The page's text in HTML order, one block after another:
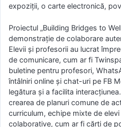
expoziții, o carte electronică,
Proiectul „Building Bridges to
demonstrație de colaborare
Elevii și profesorii au lucrat
de comunicare, cum ar fi
buletine pentru profesori,
întâlniri online și chat-uri pe FB
legătura și a facilita
crearea de planuri comune de
curriculum, echipe mixte de
colaborative, cum ar fi cărți de